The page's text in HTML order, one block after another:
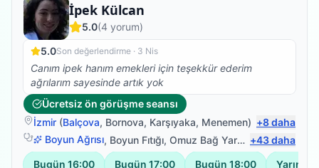
İpek Külcan
Fizyoterapist
5.0(4 yorum)
5.0Son değerlendirme · 3 Nis
Canım ipek hanım emekleri için teşekkür ederim
ağrılarım sayesinde artık yok
Ücretsiz ön görüşme seansı
İzmir (Balçova, Bornova, Karşıyaka, Menemen) +8daha
Boyun Ağrısı, Boyun Fıtığı, Omuz Bağ Yaralanması ,Sırt
+43daha
Bugün 16:00 Bugün 17:00 Bugün 18:00 Yarın